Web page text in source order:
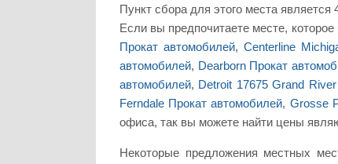
Пункт сбора для этого места
Если вы предпочитаете месте,
Прокат автомобилей, Centerline
автомобилей, Dearborn Прокат
автомобилей, Detroit 17675 Grand
Ferndale Прокат автомобилей, Grosse
офиса, так вы можете найти цены
Некоторые предложения местных